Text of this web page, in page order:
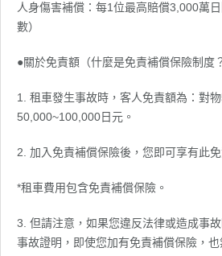
人身傷害補償：每1位最高賠償3,000萬
數）
●關於免責額（什麼是免責補償保險制度？
1. 租車發生事故時，客人免責額為：對
50,000~100,000日元。
2. 加入免責補償保險後，您即可享有此免
*租車費用包含免責補償保險。
3. 但請注意，如果您違反法律或造成事
事故證明，即使您加有免責補償保險，也